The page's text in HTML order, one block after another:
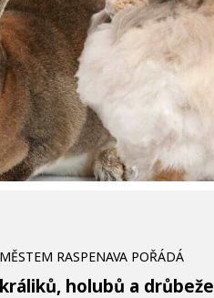
RASPENAVA POŘÁDÁ
holubů a drůbeže